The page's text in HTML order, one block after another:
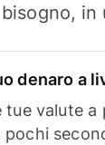
denaro a
tue valute